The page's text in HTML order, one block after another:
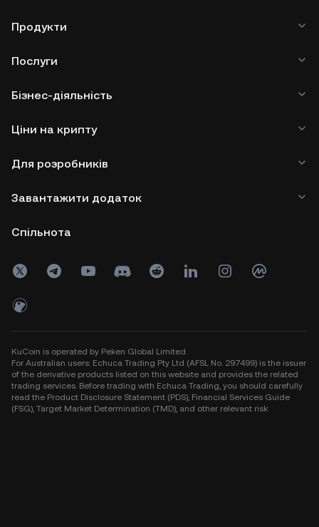
Продукти
Послуги
Бізнес-діяльність
Ціни на крипту
Для розробників
Завантажити додаток
Спільнота
KuCoin is operated by Peken Global Limited.
For Australian users: Echuca Trading Pty Ltd (AFSL No. 297499) is the issuer
of the derivative products listed on this website and provides the related
trading services. Before trading with Echuca Trading, you should carefully
read the Product Disclosure Statement (PDS), Financial Services Guide
(FSG), Target Market Determination (TMD), and other relevant risk